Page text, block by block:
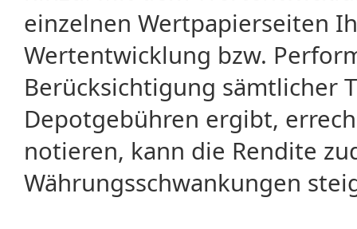
einzelnen Wertpapierseiten
Wertentwicklung bzw.
Berücksichtigung sämtlicher
Depotgebühren ergibt,
notieren, kann die Rendite
Währungsschwankungen